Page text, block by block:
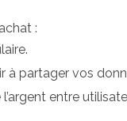
:
partager vos
entre